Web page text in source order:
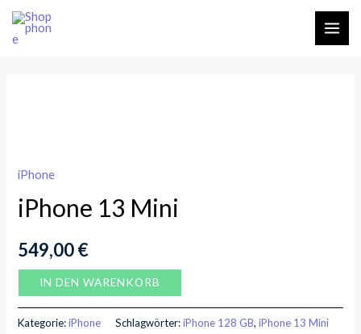
Zum
Inhalt
iPhone
iPhone 13 Mini
549,00€
IN DEN WARENKORB
Kategorie:iPhone Schlagwörter:iPhone 128 GB,iPhone 13 Mini